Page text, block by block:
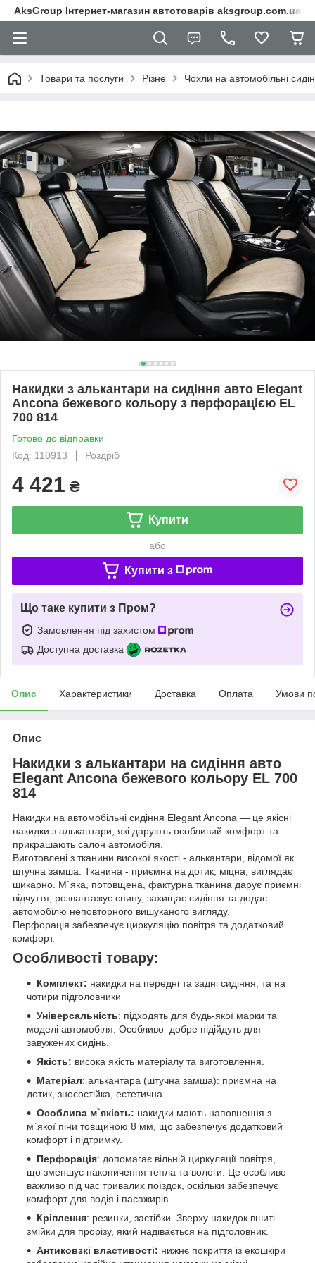
AksGroup Інтернет-магазин автотоварів aksgroup.com.ua
Товари та послуги Різне Чохли на автомобільні
Накидки з алькантари на сидіння авто Elegant
Ancona бежевого кольору з перфорацією EL
700 814
Готово до відправки
Код: 110913
Роздріб
4 421 ₴
Купити
або
Купити з
Що таке купити з Пром?
Замовлення під захистом
Доступна доставка
Опис Характеристики Доставка Оплата Умови
Опис
Накидки з алькантари на сидіння авто
Elegant Ancona бежевого кольору EL 700
814
Накидки на автомобільні сидіння Elegant Ancona — це якісні
накидки з алькантари, які дарують особливий комфорт та
прикрашають салон автомобіля.
Виготовлені з тканини високої якості - алькантари, відомої як
штучна замша. Тканина - приємна на дотик, міцна, виглядає
шикарно. М`яка, потовщена, фактурна тканина дарує приємні
відчуття, розвантажує спину, захищає сидіння та додає
автомобілю неповторного вишуканого вигляду.
Перфорація забезпечує циркуляцію повітря та додатковий
комфорт.
Особливості товару:
Комплект: накидки на передні та задні сидіння, та на
чотири підголовники
Універсальність: підходять для будь-якої марки та
моделі автомобіля. Особливо добре підійдуть для
завужених сидінь.
Якість: висока якість матеріалу та виготовлення.
Матеріал: алькантара (штучна замша): приємна на
дотик, зносостійка, естетична.
Особлива м`якість: накидки мають наповнення з
м`якої піни товщиною 8 мм, що забезпечує додатковий
комфорт і підтримку.
Перфорація: допомагає вільній циркуляції повітря,
що зменшує накопичення тепла та вологи. Це особливо
важливо під час тривалих поїздок, оскільки забезпечує
комфорт для водія і пасажирів.
Кріплення: резинки, застібки. Зверху накидок вшиті
змійки для прорізу, який надівається на підголовник.
Антиковзкі властивості: нижнє покриття із екошкіри